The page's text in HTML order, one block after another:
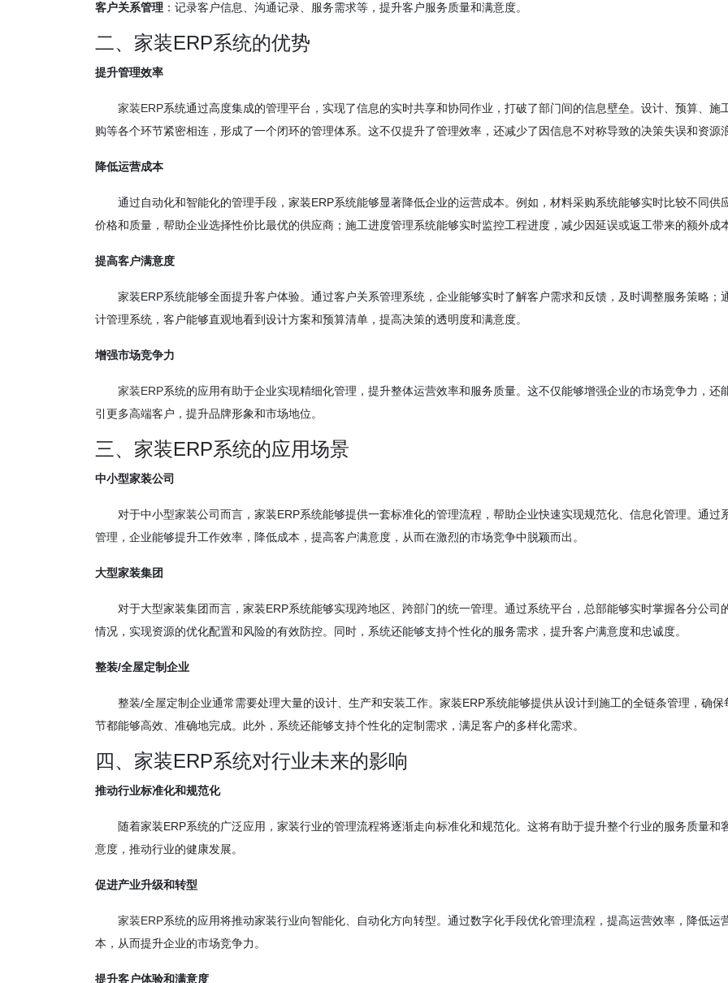
客户关系管理 ：记录客户信息、沟通记录、服务需求等，提升客户服务质量和满意度。
二、家装ERP系统的优势
提升管理效率
家装ERP系统通过高度集成的管理平台，实现了信息的实时共享和协同作业，打破了部门间的信息壁垒。设计、预算、施
购等各个环节紧密相连，形成了一个闭环的管理体系。这不仅提升了管理效率，还减少了因信息不对称导致的决策失误和资源
降低运营成本
通过自动化和智能化的管理手段，家装ERP系统能够显著降低企业的运营成本。例如，材料采购系统能够实时比较不同供
价格和质量，帮助企业选择性价比最优的供应商；施工进度管理系统能够实时监控工程进度，减少因延误或返工带来的额外成本
提高客户满意度
家装ERP系统能够全面提升客户体验。通过客户关系管理系统，企业能够实时了解客户需求和反馈，及时调整服务策略；
计管理系统，客户能够直观地看到设计方案和预算清单，提高决策的透明度和满意度。
增强市场竞争力
家装ERP系统的应用有助于企业实现精细化管理，提升整体运营效率和服务质量。这不仅能够增强企业的市场竞争力，还
引更多高端客户，提升品牌形象和市场地位。
三、家装ERP系统的应用场景
中小型家装公司
对于中小型家装公司而言，家装ERP系统能够提供一套标准化的管理流程，帮助企业快速实现规范化、信息化管理。通过
管理，企业能够提升工作效率，降低成本，提高客户满意度，从而在激烈的市场竞争中脱颖而出。
大型家装集团
对于大型家装集团而言，家装ERP系统能够实现跨地区、跨部门的统一管理。通过系统平台，总部能够实时掌握各分公司
情况，实现资源的优化配置和风险的有效防控。同时，系统还能够支持个性化的服务需求，提升客户满意度和忠诚度。
整装/全屋定制企业
整装/全屋定制企业通常需要处理大量的设计、生产和安装工作。家装ERP系统能够提供从设计到施工的全链条管理，确保
节都能够高效、准确地完成。此外，系统还能够支持个性化的定制需求，满足客户的多样化需求。
四、家装ERP系统对行业未来的影响
推动行业标准化和规范化
随着家装ERP系统的广泛应用，家装行业的管理流程将逐渐走向标准化和规范化。这将有助于提升整个行业的服务质量和
意度，推动行业的健康发展。
促进产业升级和转型
家装ERP系统的应用将推动家装行业向智能化、自动化方向转型。通过数字化手段优化管理流程，提高运营效率，降低运
本，从而提升企业的市场竞争力。
提升客户体验和满意度